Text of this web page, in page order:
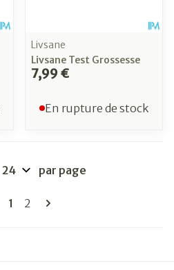
Livsane
Livsane Test Grossesse
7,99 €
En rupture de stock
Pages
Vous lisez actuellement la page
1 Page
2
par page